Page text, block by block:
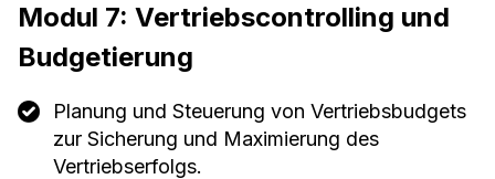
Modul 7: Vertriebscontrolling und
Budgetierung
Planung und Steuerung von Vertriebsbudgets
zur Sicherung und Maximierung des
Vertriebserfolgs.